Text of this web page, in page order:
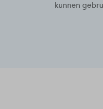
kunnen